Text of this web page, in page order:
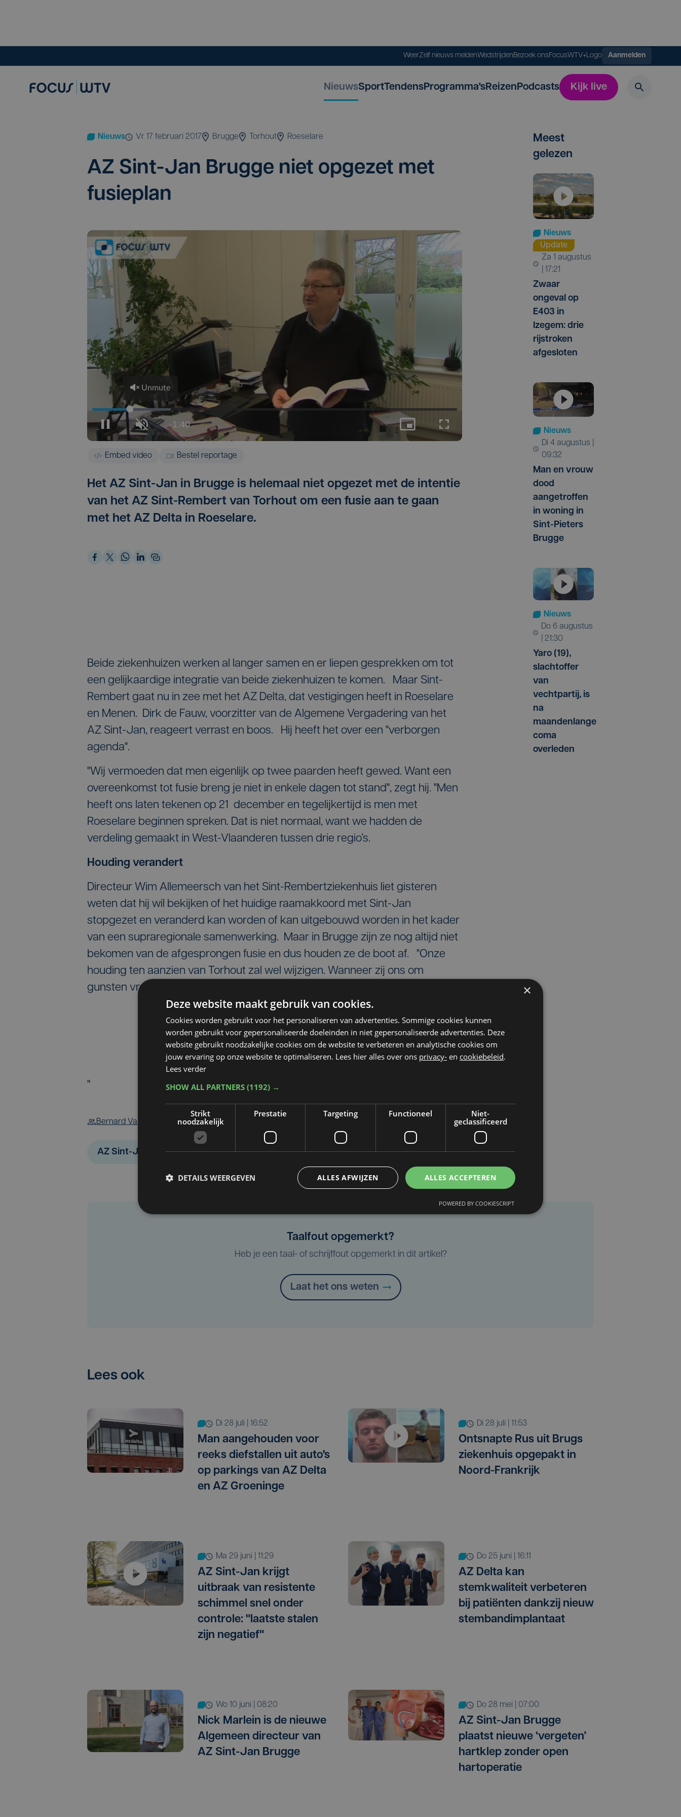
WeerZelf nieuws meldenWedstrijdenBezoek onsFocusWTV+Logo Aanmelden
NieuwsSportTendensProgramma'sReizenPodcasts Kijk live
Nieuws vr 17 februari 2017 Brugge Torhout Roeselare
AZ Sint-Jan Brug­ge niet opge­zet met
fusieplan
Embed video Bestel reportage
Het AZ Sint-Jan in Brugge is helemaal niet opgezet met de intentie
van het AZ Sint-Rembert van Torhout om een fusie aan te gaan
met het AZ Delta in Roeselare.
Beide ziekenhuizen werken al langer samen en er liepen gesprekken om tot
een gelijkaardige integratie van beide ziekenhuizen te komen. Maar Sint-
Rembert gaat nu in zee met het AZ Delta, dat vestigingen heeft in Roeselare
en Menen. Dirk de Fauw, voorzitter van de Algemene Vergadering van het
AZ Sint-Jan, reageert verrast en boos. Hij heeft het over een "verborgen
agenda".
"Wij vermoeden dat men eigenlijk op twee paarden heeft gewed. Want een
overeenkomst tot fusie breng je niet in enkele dagen tot stand", zegt hij. "Men
heeft ons laten tekenen op 21 december en tegelijkertijd is men met
Roeselare beginnen spreken. Dat is niet normaal, want we hadden de
verdeling gemaakt in West-Vlaanderen tussen drie regio’s.
Houding verandert
Directeur Wim Allemeersch van het Sint-Rembertziekenhuis liet gisteren
weten dat hij wil bekijken of het huidige raamakkoord met Sint-Jan
stopgezet en veranderd kan worden of kan uitgebouwd worden in het kader
van een supraregionale samenwerking. Maar in Brugge zijn ze nog altijd niet
bekomen van de afgesprongen fusie en dus houden ze de boot af. "Onze
houding ten aanzien van Torhout zal wel wijzigen. Wanneer zij ons om
gunsten vragen, zullen we daar nog even over nadenken".
"
Bernard Vanneuville
AZ Sint-Jan AZ Delta AZ Sint-Rembert
Meest
gelezen
Nieuws
Update
za 1 augustus
| 17:21
Zwaar
ongeval op
E403 in
Izegem: drie
rijstroken
afgesloten
Nieuws
di 4 augustus |
09:32
Man en vrouw
dood
aangetroffen
in woning in
Sint-Pieters
Brugge
Nieuws
do 6 augustus
| 21:30
Yaro (19),
slachtoffer
van
vechtpartij, is
na
maandenlange
coma
overleden
Taalfout opgemerkt?
Heb je een taal- of schrijffout opgemerkt in dit artikel?
Laat het ons weten
Lees ook
di 28 juli | 16:52
Man aangehouden voor
reeks diefstallen uit auto's
op parkings van AZ Delta
en AZ Groeninge
di 28 juli | 11:53
Ontsnapte Rus uit Brugs
ziekenhuis opgepakt in
Noord-Frankrijk
ma 29 juni | 11:29
AZ Sint-Jan krijgt
uitbraak van resistente
schimmel snel onder
controle: "laatste stalen
zijn negatief"
do 25 juni | 16:11
AZ Delta kan
stemkwaliteit verbeteren
bij patiënten dankzij nieuw
stembandimplantaat
wo 10 juni | 08:20
Nick Marlein is de nieuwe
Algemeen directeur van
AZ Sint-Jan Brugge
do 28 mei | 07:00
AZ Sint-Jan Brugge
plaatst nieuwe ‘vergeten’
hartklep zonder open
hartoperatie
×
Deze website maakt gebruik van cookies.
Cookies worden gebruikt voor het personaliseren van advertenties. Sommige cookies kunnen
worden gebruikt voor gepersonaliseerde doeleinden in niet gepersonaliseerde advertenties. Deze
website gebruikt noodzakelijke cookies om de website te verbeteren en analytische cookies om
jouw ervaring op onze website te optimaliseren. Lees hier alles over ons privacy- en cookiebeleid.
Lees verder
SHOW ALL PARTNERS (1192) →
Strikt
noodzakelijk
Prestatie Targeting Functioneel
Niet-
geclassificeerd
ALLES ACCEPTEREN
ALLES AFWIJZEN
DETAILS WEERGEVEN
POWERED BY COOKIESCRIPT